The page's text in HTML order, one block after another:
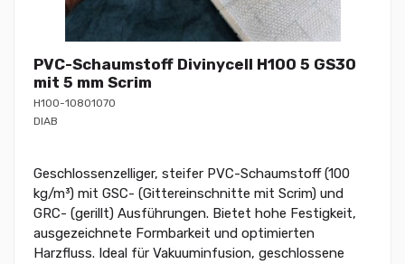
PVC-Schaumstoff Divinycell H100 5 GS30
mit 5 mm Scrim
H100-10801070
DIAB
Geschlossenzelliger, steifer PVC-Schaumstoff (100
kg/m³) mit GSC- (Gittereinschnitte mit Scrim) und
GRC- (gerillt) Ausführungen. Bietet hohe Festigkeit,
ausgezeichnete Formbarkeit und optimierten
Harzfluss. Ideal für Vakuuminfusion, geschlossene